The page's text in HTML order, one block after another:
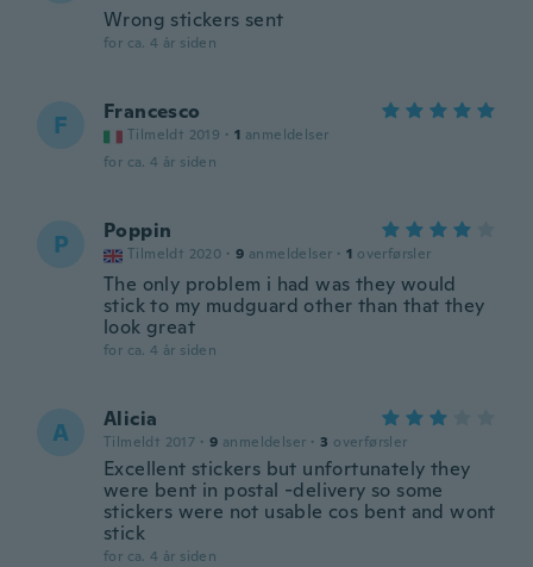
Wrong stickers sent
for ca. 4 år siden
F Francesco
Tilmeldt 2019 · 1 anmeldelser
for ca. 4 år siden
P Poppin
Tilmeldt 2020 · 9 anmeldelser · 1 overførsler
The only problem i had was they would
stick to my mudguard other than that they
look great
for ca. 4 år siden
A Alicia
Tilmeldt 2017 · 9 anmeldelser · 3 overførsler
Excellent stickers but unfortunately they
were bent in postal -delivery so some
stickers were not usable cos bent and wont
stick
for ca. 4 år siden